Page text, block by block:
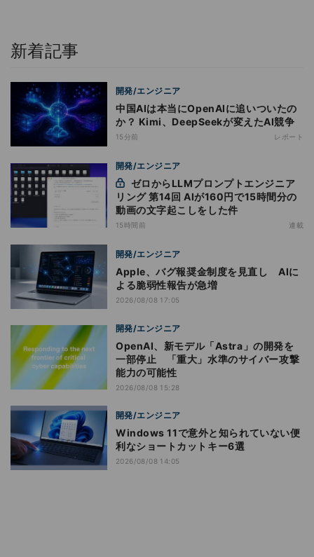
新着記事
開発/エンジニア
中国AIは本当にOpenAIに追いついたの
か？ Kimi、DeepSeekが変えたAI競争
15分前 レポート
開発/エンジニア
リング 第14回 AIが160円で15時間分の
動画の文字起こしをした件
15時間前 連載
開発/エンジニア
Apple、バグ報奨金制度を見直し AIに
よる脆弱性報告が急増
2026/08/08 17:05
開発/エンジニア
OpenAI、新モデル「Astra」の開発を
一部停止 「重大」水準のサイバー攻撃
能力の可能性
2026/08/08 15:28
開発/エンジニア
Windows 11で意外と知られていない便
利なショートカットキー6選
2026/08/08 14:05